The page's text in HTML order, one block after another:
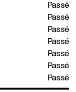
Passé
Passé
Passé
Passé
Passé
Passé
Passé